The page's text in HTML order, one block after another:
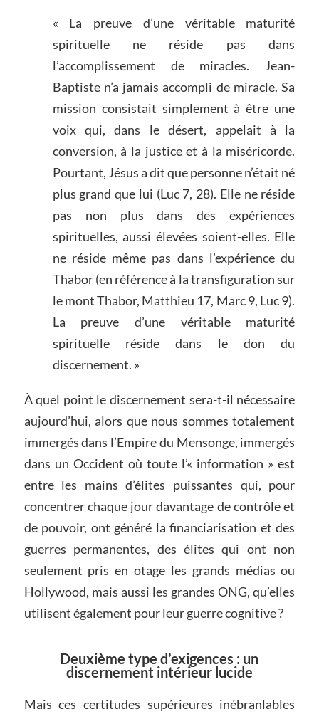
« La preuve d’une véritable maturité
spirituelle ne réside pas dans
l’accomplissement de miracles. Jean-
Baptiste n’a jamais accompli de miracle. Sa
mission consistait simplement à être une
voix qui, dans le désert, appelait à la
conversion, à la justice et à la miséricorde.
Pourtant, Jésus a dit que personne n’était né
plus grand que lui (Luc 7, 28). Elle ne réside
pas non plus dans des expériences
spirituelles, aussi élevées soient-elles. Elle
ne réside même pas dans l’expérience du
Thabor (en référence à la transfiguration sur
le mont Thabor, Matthieu 17, Marc 9, Luc 9).
La preuve d’une véritable maturité
spirituelle réside dans le don du
discernement. »
À quel point le discernement sera-t-il nécessaire
aujourd’hui, alors que nous sommes totalement
immergés dans l’Empire du Mensonge, immergés
dans un Occident où toute l’« information » est
entre les mains d’élites puissantes qui, pour
concentrer chaque jour davantage de contrôle et
de pouvoir, ont généré la financiarisation et des
guerres permanentes, des élites qui ont non
seulement pris en otage les grands médias ou
Hollywood, mais aussi les grandes ONG, qu’elles
utilisent également pour leur guerre cognitive ?
Deuxième type d’exigences : un
discernement intérieur lucide
Mais ces certitudes supérieures inébranlables